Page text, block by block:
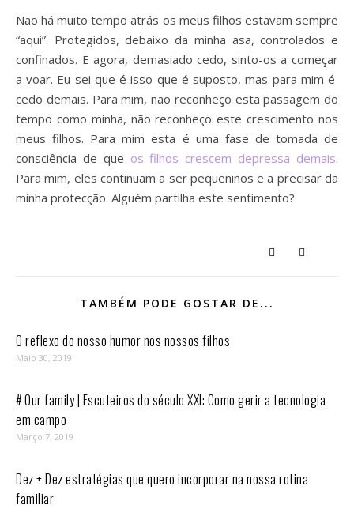
Não há muito tempo atrás os meus filhos estavam sempre
“aqui”. Protegidos, debaixo da minha asa, controlados e
confinados. E agora, demasiado cedo, sinto-os a começar
a voar. Eu sei que é isso que é suposto, mas para mim é
cedo demais. Para mim, não reconheço esta passagem do
tempo como minha, não reconheço este crescimento nos
meus filhos. Para mim esta é uma fase de tomada de
consciência de que os filhos crescem depressa demais.
Para mim, eles continuam a ser pequeninos e a precisar da
minha protecção. Alguém partilha este sentimento?
TAMBÉM PODE GOSTAR DE...
O reflexo do nosso humor nos nossos filhos
Maio 30, 2019
# Our family | Escuteiros do século XXI: Como gerir a tecnologia
em campo
Março 7, 2019
Dez + Dez estratégias que quero incorporar na nossa rotina
familiar